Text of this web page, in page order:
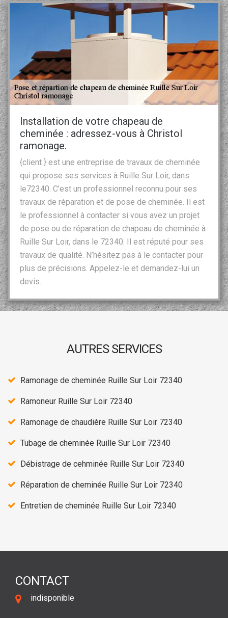
Installation de votre chapeau de
cheminée : adressez-vous à Christol
ramonage.
{client } est une entreprise de travaux de cheminée
qui propose ses services à Ruille Sur Loir, dans
le72340. C’est un professionnel reconnu pour ses
travaux de réparation et de pose de cheminée. Il est
le professionnel à contacter si vous avez un projet
de pose ou de réparation de chapeau de cheminée à
Ruille Sur Loir, dans le 72340. Il est réputé pour ses
travaux de qualité. N’hésitez pas à le contacter pour
plus de précisions. Appelez-le et demandez-lui un
devis.
AUTRES SERVICES
Ramonage de cheminée Ruille Sur Loir 72340
Ramoneur Ruille Sur Loir 72340
Ramonage de chaudière Ruille Sur Loir 72340
Tubage de cheminée Ruille Sur Loir 72340
Débistrage de cehminée Ruille Sur Loir 72340
Réparation de cheminée Ruille Sur Loir 72340
Entretien de cheminée Ruille Sur Loir 72340
CONTACT
indisponible